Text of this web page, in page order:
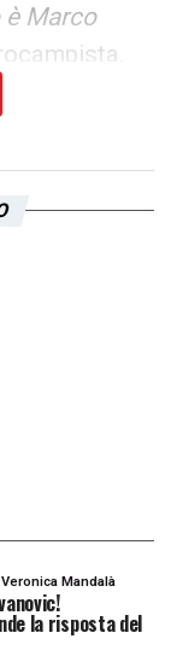
Marco
con la
al
Veronica Mandalà
la risposta del